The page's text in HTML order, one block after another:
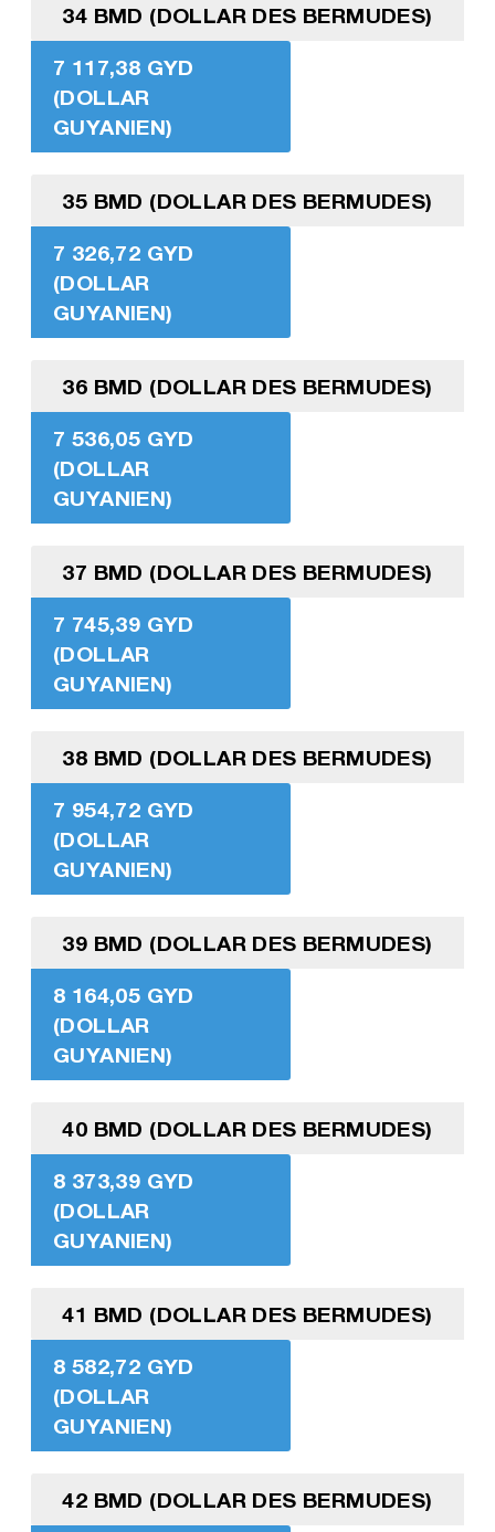
34 BMD (DOLLAR DES BERMUDES)
7 117,38 GYD
(DOLLAR
GUYANIEN)
35 BMD (DOLLAR DES BERMUDES)
7 326,72 GYD
(DOLLAR
GUYANIEN)
36 BMD (DOLLAR DES BERMUDES)
7 536,05 GYD
(DOLLAR
GUYANIEN)
37 BMD (DOLLAR DES BERMUDES)
7 745,39 GYD
(DOLLAR
GUYANIEN)
38 BMD (DOLLAR DES BERMUDES)
7 954,72 GYD
(DOLLAR
GUYANIEN)
39 BMD (DOLLAR DES BERMUDES)
8 164,05 GYD
(DOLLAR
GUYANIEN)
40 BMD (DOLLAR DES BERMUDES)
8 373,39 GYD
(DOLLAR
GUYANIEN)
41 BMD (DOLLAR DES BERMUDES)
8 582,72 GYD
(DOLLAR
GUYANIEN)
42 BMD (DOLLAR DES BERMUDES)